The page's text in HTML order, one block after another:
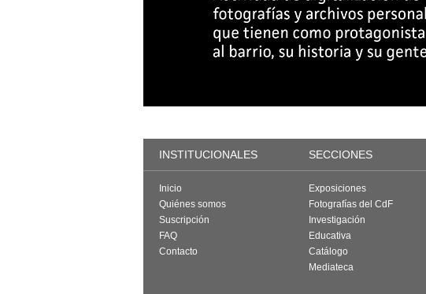
INSTITUCIONALES SECCIONES
Inicio
Quiénes somos
Suscripción
FAQ
Contacto
Exposiciones
Fotografías del CdF
Investigación
Educativa
Catálogo
Mediateca